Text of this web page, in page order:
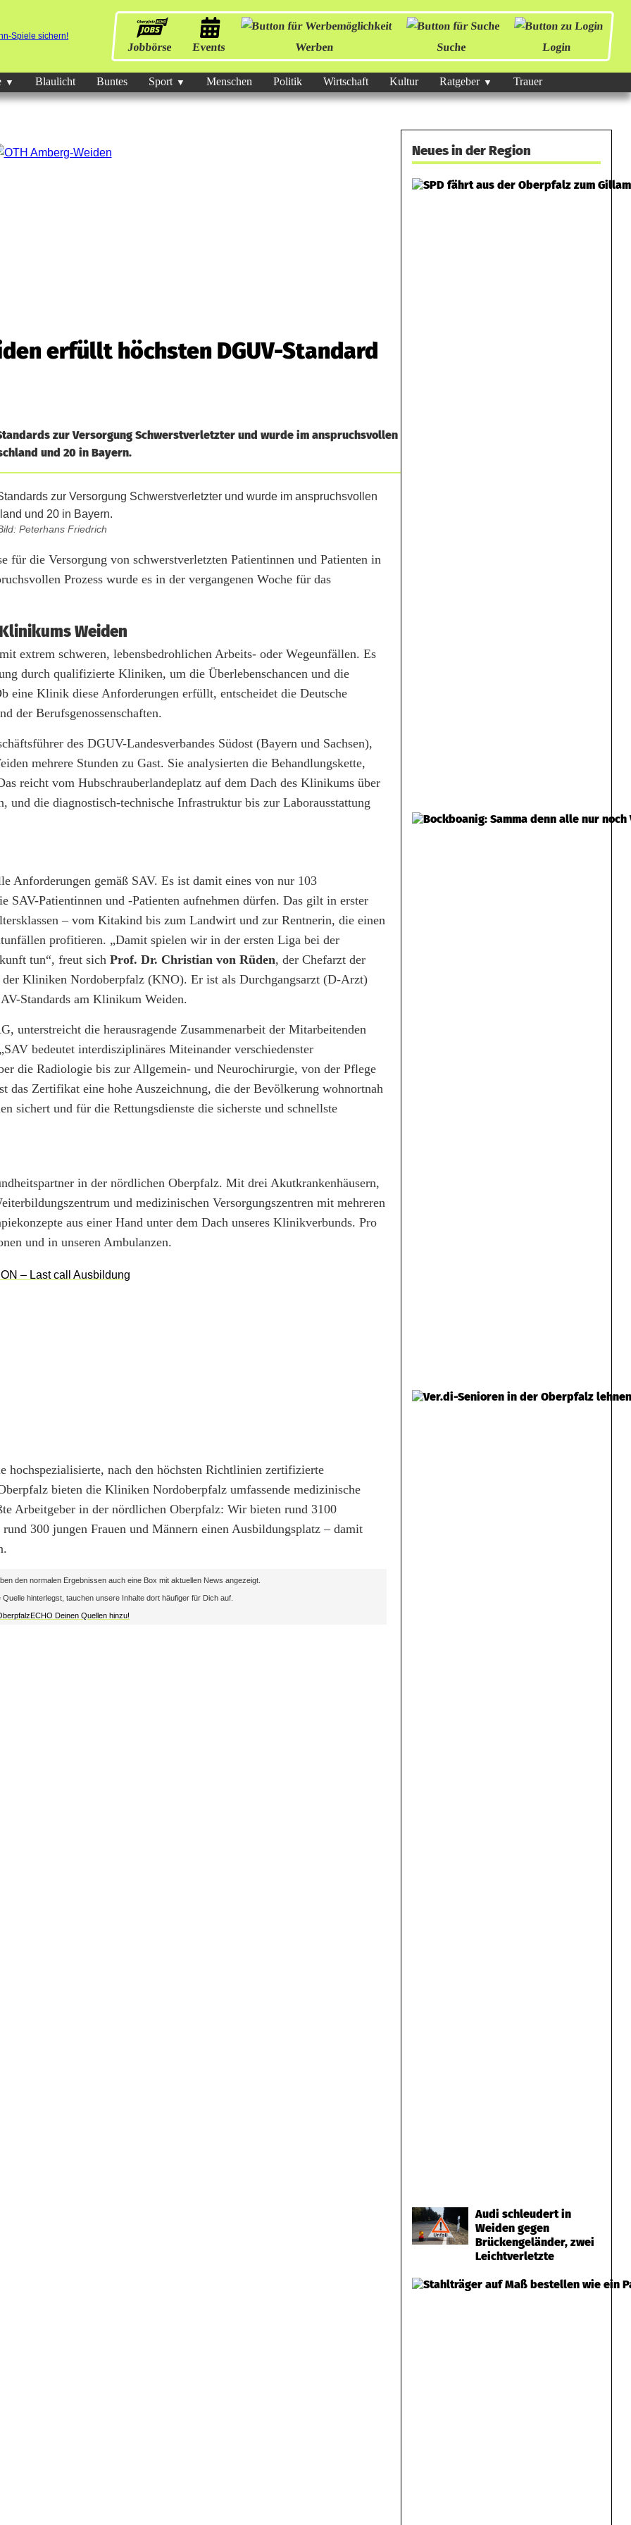
Jobbörse Events Werben Suche Login
Blaulicht Buntes Sport Menschen Politik Wirtschaft Kultur Ratgeber Trauer
erfüllt höchsten DGUV-Standard
zur Versorgung Schwerstverletzter und wurde im anspruchsvollen
und 20 in Bayern.
Peterhans Friedrich
die Versorgung von schwerstverletzten Patientinnen und Patienten in
Prozess wurde es in der vergangenen Woche für das
Weiden
extrem schweren, lebensbedrohlichen Arbeits- oder Wegeunfällen. Es
durch qualifizierte Kliniken, um die Überlebenschancen und die
eine Klinik diese Anforderungen erfüllt, entscheidet die Deutsche
der Berufsgenossenschaften.
des DGUV-Landesverbandes Südost (Bayern und Sachsen),
mehrere Stunden zu Gast. Sie analysierten die Behandlungskette,
reicht vom Hubschrauberlandeplatz auf dem Dach des Klinikums über
und die diagnostisch-technische Infrastruktur bis zur Laborausstattung
gemäß SAV. Es ist damit eines von nur 103
SAV-Patientinnen und -Patienten aufnehmen dürfen. Das gilt in erster
– vom Kitakind bis zum Landwirt und zur Rentnerin, die einen
profitieren. „Damit spielen wir in der ersten Liga bei der
tun“, freut sich Prof. Dr. Christian von Rüden, der Chefarzt der
Kliniken Nordoberpfalz (KNO). Er ist als Durchgangsarzt (D-Arzt)
Standards am Klinikum Weiden.
unterstreicht die herausragende Zusammenarbeit der Mitarbeitenden
bedeutet interdisziplinäres Miteinander verschiedenster
die Radiologie bis zur Allgemein- und Neurochirurgie, von der Pflege
das Zertifikat eine hohe Auszeichnung, die der Bevölkerung wohnortnah
sichert und für die Rettungsdienste die sicherste und schnellste
in der nördlichen Oberpfalz. Mit drei Akutkrankenhäusern,
und medizinischen Versorgungszentren mit mehreren
aus einer Hand unter dem Dach unseres Klinikverbunds. Pro
und in unseren Ambulanzen.
nach den höchsten Richtlinien zertifizierte
bieten die Kliniken Nordoberpfalz umfassende medizinische
Arbeitgeber in der nördlichen Oberpfalz: Wir bieten rund 3100
300 jungen Frauen und Männern einen Ausbildungsplatz – damit
den normalen Ergebnissen auch eine Box mit aktuellen News angezeigt.
hinterlegst, tauchen unsere Inhalte dort häufiger für Dich auf.
Deinen Quellen hinzu!
Neues in der Region
Audi schleudert in
Weiden gegen
Brückengeländer, zwei
Leichtverletzte